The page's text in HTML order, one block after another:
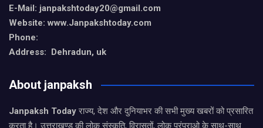
E-Mail: janpakshtoday20@gmail.com
Website: www.Janpakshtoday.com
Phone:
Address: Dehradun, uk
About janpaksh
Janpaksh Todayराज्य, देश और दुनियाभर की सभी मुख्य खबरों को प्रसारित
करता है। उत्तराखण्ड की लोक संस्कृति, विरासतों, लोक परंपराओ के साथ-साथ